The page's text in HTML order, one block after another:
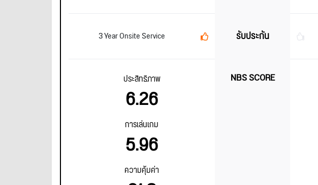
รับประกัน
3 Year Onsite Service
NBS SCORE
ประสิทธิภาพ
6.26
การเล่นเกม
5.96
ความคุ้มค่า